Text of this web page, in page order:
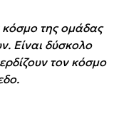
κόσμο της ομάδας
Είναι δύσκολο
τον κόσμο